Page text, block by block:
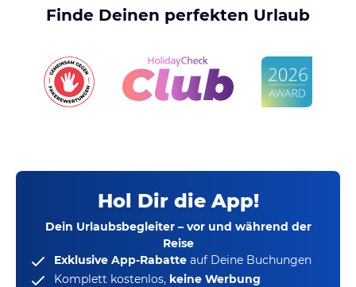
Finde Deinen perfekten Urlaub
Hol Dir die App!
Dein Urlaubsbegleiter – vor und während der
Reise
Exklusive App-Rabatte auf Deine Buchungen
Komplett kostenlos, keine Werbung